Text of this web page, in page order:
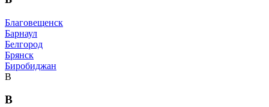
Благовещенск
Барнаул
Белгород
Брянск
Биробиджан
В
В